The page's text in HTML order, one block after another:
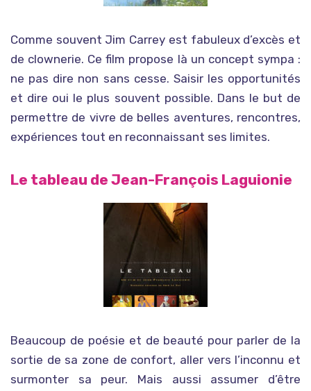
Comme souvent Jim Carrey est fabuleux d’excès et
de clownerie. Ce film propose là un concept sympa :
ne pas dire non sans cesse. Saisir les opportunités
et dire oui le plus souvent possible. Dans le but de
permettre de vivre de belles aventures, rencontres,
expériences tout en reconnaissant ses limites.
Le tableau de Jean-François Laguionie
Beaucoup de poésie et de beauté pour parler de la
sortie de sa zone de confort, aller vers l’inconnu et
surmonter sa peur. Mais aussi assumer d’être